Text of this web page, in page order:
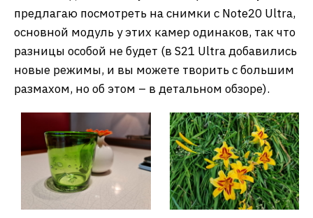
предлагаю посмотреть на снимки с Note20 Ultra,
основной модуль у этих камер одинаков, так что
разницы особой не будет (в S21 Ultra добавились
новые режимы, и вы можете творить с большим
размахом, но об этом – в детальном обзоре).